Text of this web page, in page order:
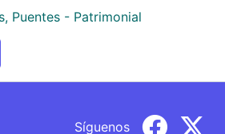
Puentes - Patrimonial
Síguenos